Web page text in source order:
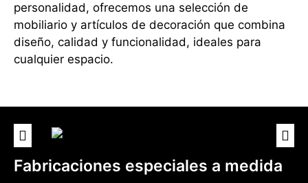
personalidad, ofrecemos una selección de
mobiliario y artículos de decoración que combina
diseño, calidad y funcionalidad, ideales para
cualquier espacio.
Fabricaciones especiales a medida